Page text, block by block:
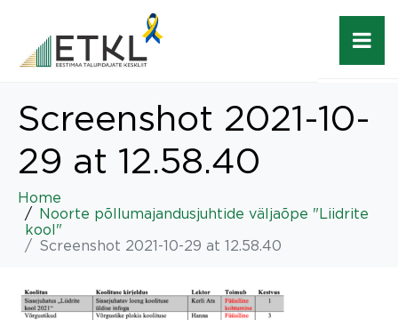
Screenshot 2021-10-
29 at 12.58.40
Home
Noorte põllumajandusjuhtide väljaõpe "Liidrite
kool"
Screenshot 2021-10-29 at 12.58.40